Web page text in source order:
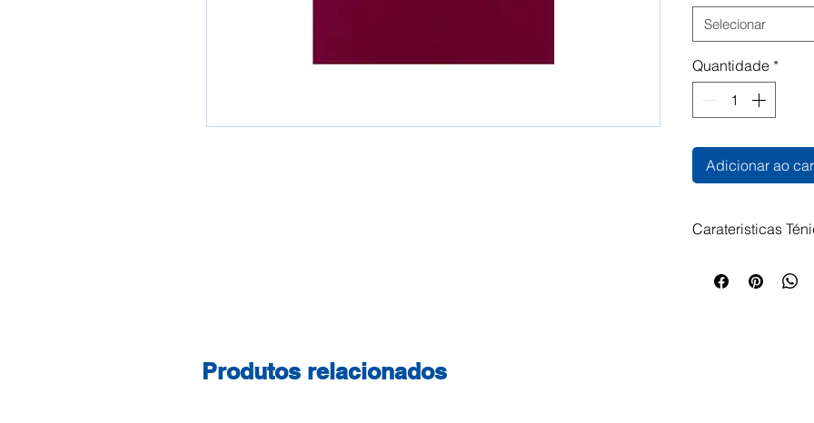
Selecionar
Quantidade *
Adicionar ao
Carateristicas
Certificações do
Produtos relacionados